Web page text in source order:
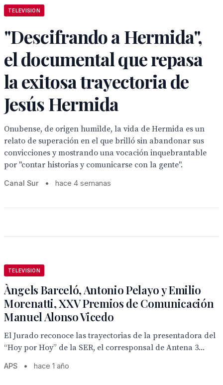
TELEVISION
"Descifrando a Hermida",
el documental que repasa
la exitosa trayectoria de
Jesús Hermida
Onubense, de origen humilde, la vida de Hermida es un
relato de superación en el que brilló sin abandonar sus
convicciones y mostrando una vocación inquebrantable
por "contar historias y comunicarse con la gente".
Canal Sur • hace 4 semanas
TELEVISION
Àngels Barceló, Antonio Pelayo y Emilio
Morenatti, XXV Premios de Comunicación
Manuel Alonso Vicedo
El Jurado reconoce las trayectorias de la presentadora del
“Hoy por Hoy” de la SER, el corresponsal de Antena 3...
APS • hace 1 año